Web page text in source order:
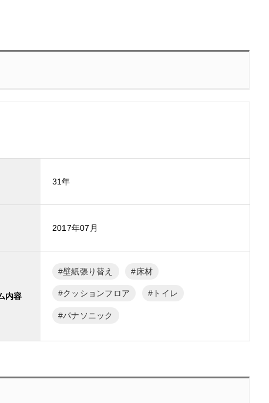
31年
2017年07月
内容
壁紙張り替え 床材
クッションフロア トイレ
パナソニック